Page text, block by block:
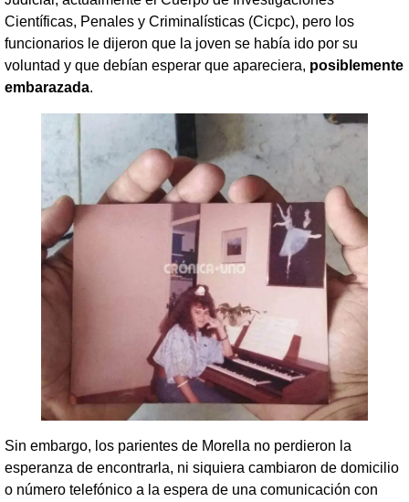
Científicas, Penales y Criminalísticas (Cicpc), pero los
funcionarios le dijeron que la joven se había ido por su
voluntad y que debían esperar que apareciera, posiblemente
embarazada.
Sin embargo, los parientes de Morella no perdieron la
esperanza de encontrarla, ni siquiera cambiaron de domicilio
o número telefónico a la espera de una comunicación con